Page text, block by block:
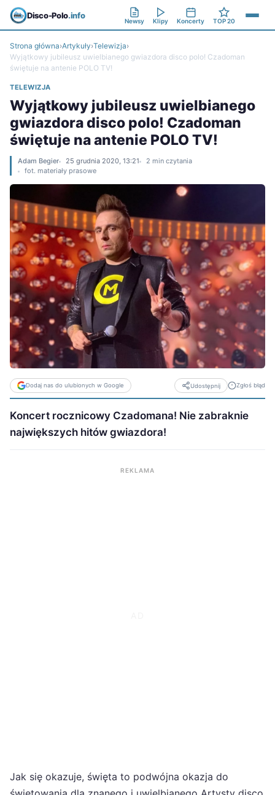
Disco-Polo.info
Newsy Klipy Koncerty TOP 20
Strona główna›Artykuły›Telewizja›
Wyjątkowy jubileusz uwielbianego gwiazdora disco polo! Czadoman
świętuje na antenie POLO TV!
TELEWIZJA
Wyjątkowy jubileusz uwielbianego
gwiazdora disco polo! Czadoman
świętuje na antenie POLO TV!
Adam Begier 25 grudnia 2020, 13:21
2 min czytania
fot. materiały prasowe
Dodaj nas do ulubionych w Google Udostępnij Zgłoś błąd
Koncert rocznicowy Czadomana! Nie zabraknie
największych hitów gwiazdora!
REKLAMA
Jak się okazuje, święta to podwójna okazja do